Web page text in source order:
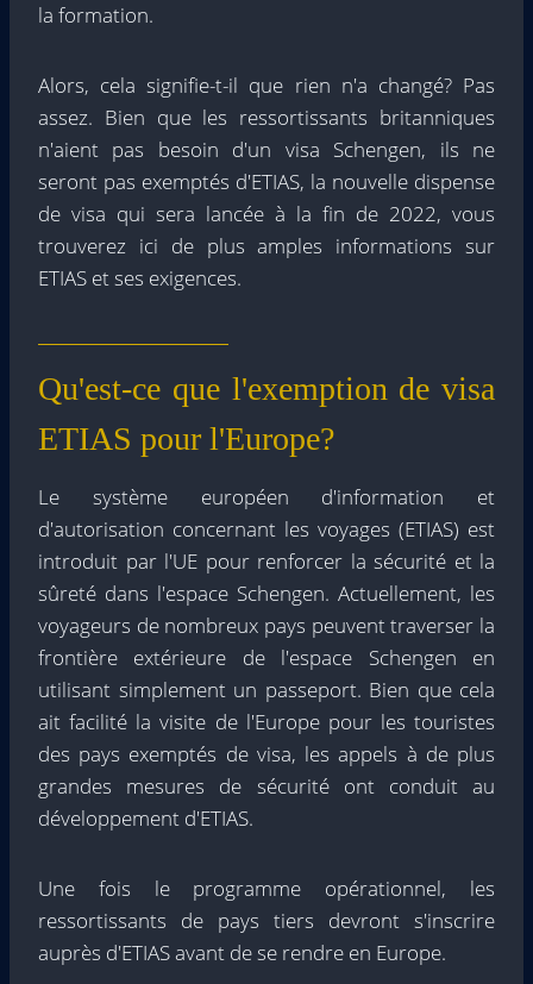
la formation.
Alors, cela signifie-t-il que rien n'a changé? Pas
assez. Bien que les ressortissants britanniques
n'aient pas besoin d'un visa Schengen, ils ne
seront pas exemptés d'ETIAS, la nouvelle dispense
de visa qui sera lancée à la fin de 2022, vous
trouverez ici de plus amples informations sur
ETIAS et ses exigences.
Qu'est-ce que l'exemption de visa
ETIAS pour l'Europe?
Le système européen d'information et
d'autorisation concernant les voyages (ETIAS) est
introduit par l'UE pour renforcer la sécurité et la
sûreté dans l'espace Schengen. Actuellement, les
voyageurs de nombreux pays peuvent traverser la
frontière extérieure de l'espace Schengen en
utilisant simplement un passeport. Bien que cela
ait facilité la visite de l'Europe pour les touristes
des pays exemptés de visa, les appels à de plus
grandes mesures de sécurité ont conduit au
développement d'ETIAS.
Une fois le programme opérationnel, les
ressortissants de pays tiers devront s'inscrire
auprès d'ETIAS avant de se rendre en Europe.